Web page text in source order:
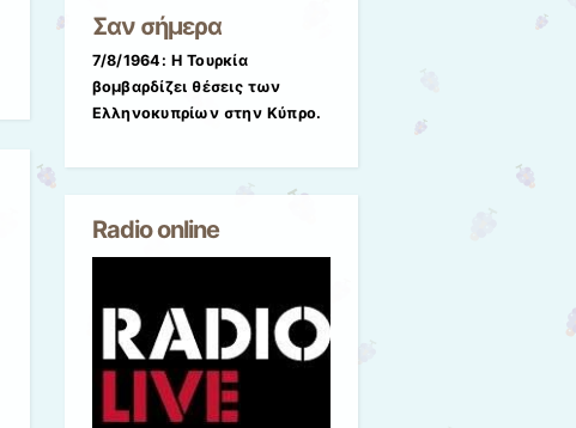
Σαν σήμερα
7/8/1964: Η Τουρκία
βομβαρδίζει θέσεις των
Ελληνοκυπρίων στην Κύπρο.
Radio online